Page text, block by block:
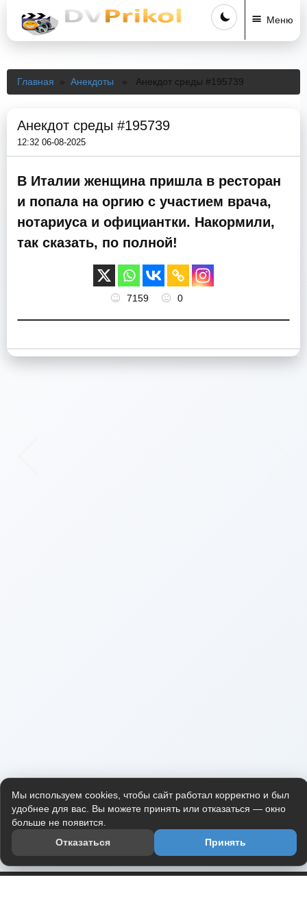
Меню
Главная » Анекдоты » Анекдот среды #195739
Анекдот среды #195739
12:32 06-08-2025
В Италии женщина пришла в ресторан
и попала на оргию с участием врача,
нотариуса и официантки. Накормили,
так сказать, по полной!
7159 0
Мы используем cookies, чтобы сайт работал корректно и был
удобнее для вас. Вы можете принять или отказаться — окно
больше не появится.
Отказаться
Принять